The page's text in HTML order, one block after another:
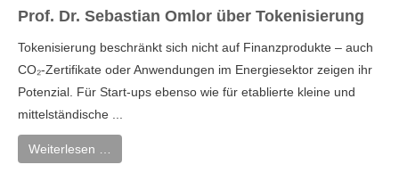
Prof. Dr. Sebastian Omlor über Tokenisierung
Tokenisierung beschränkt sich nicht auf Finanzprodukte – auch
CO₂-Zertifikate oder Anwendungen im Energiesektor zeigen ihr
Potenzial. Für Start-ups ebenso wie für etablierte kleine und
mittelständische ...
Weiterlesen …